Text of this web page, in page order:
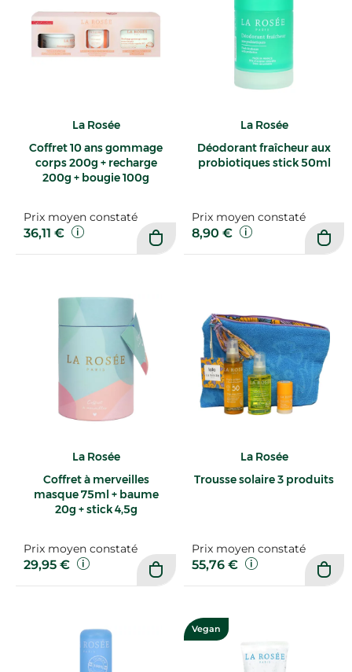
La Rosée
Coffret 10 ans gommage
corps 200g + recharge
200g + bougie 100g
Prix moyen constaté
36,11 €
La Rosée
Déodorant fraîcheur aux
probiotiques stick 50ml
Prix moyen constaté
8,90 €
La Rosée
Coffret à merveilles
masque 75ml + baume
20g + stick 4,5g
Prix moyen constaté
29,95 €
La Rosée
Trousse solaire 3 produits
Prix moyen constaté
55,76 €
Vegan